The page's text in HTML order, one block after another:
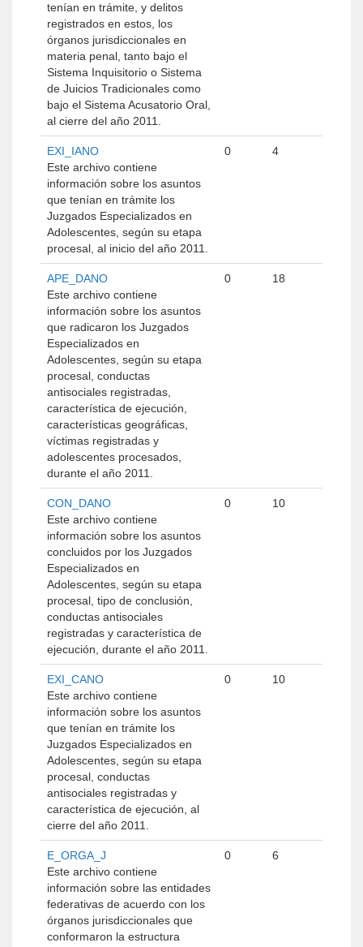
tenían en trámite, y delitos
registrados en estos, los
órganos jurisdiccionales en
materia penal, tanto bajo el
Sistema Inquisitorio o Sistema
de Juicios Tradicionales como
bajo el Sistema Acusatorio Oral,
al cierre del año 2011.
EXI_IANO
Este archivo contiene
información sobre los asuntos
que tenían en trámite los
Juzgados Especializados en
Adolescentes, según su etapa
procesal, al inicio del año 2011.
0 4
APE_DANO
Este archivo contiene
información sobre los asuntos
que radicaron los Juzgados
Especializados en
Adolescentes, según su etapa
procesal, conductas
antisociales registradas,
característica de ejecución,
características geográficas,
víctimas registradas y
adolescentes procesados,
durante el año 2011.
0 18
CON_DANO
Este archivo contiene
información sobre los asuntos
concluidos por los Juzgados
Especializados en
Adolescentes, según su etapa
procesal, tipo de conclusión,
conductas antisociales
registradas y característica de
ejecución, durante el año 2011.
0 10
EXI_CANO
Este archivo contiene
información sobre los asuntos
que tenían en trámite los
Juzgados Especializados en
Adolescentes, según su etapa
procesal, conductas
antisociales registradas y
característica de ejecución, al
cierre del año 2011.
0 10
E_ORGA_J
Este archivo contiene
información sobre las entidades
federativas de acuerdo con los
órganos jurisdiccionales que
conformaron la estructura
0 6